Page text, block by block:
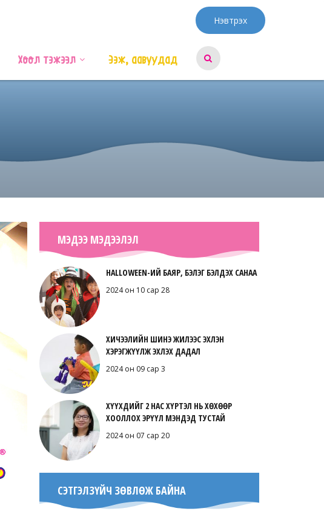
Нэвтрэх
Хоол тэжээл Ээж, аавуудад
МЭДЭЭ МЭДЭЭЛЭЛ
HALLOWEEN-ИЙ БАЯР, БЭЛЭГ БЭЛДЭХ САНАА
2024 он 10 сар 28
ХИЧЭЭЛИЙН ШИНЭ ЖИЛЭЭС ЭХЛЭН
ХЭРЭГЖҮҮЛЖ ЭХЛЭХ ДАДАЛ
2024 он 09 сар 3
ХҮҮХДИЙГ 2 НАС ХҮРТЭЛ НЬ ХӨХӨӨР
ХООЛЛОХ ЭРҮҮЛ МЭНДЭД ТУСТАЙ
2024 он 07 сар 20
СЭТГЭЛЗҮЙЧ ЗӨВЛӨЖ БАЙНА